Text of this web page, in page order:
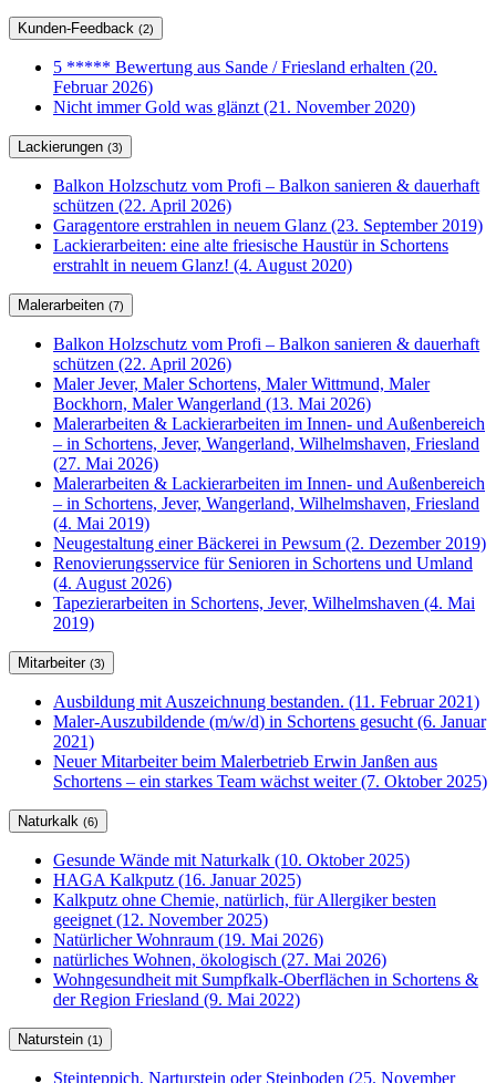
Kunden-Feedback (2)
5 ***** Bewertung aus Sande / Friesland erhalten (20.
Februar 2026)
Nicht immer Gold was glänzt (21. November 2020)
Lackierungen (3)
Balkon Holzschutz vom Profi – Balkon sanieren & dauerhaft
schützen (22. April 2026)
Garagentore erstrahlen in neuem Glanz (23. September 2019)
Lackierarbeiten: eine alte friesische Haustür in Schortens
erstrahlt in neuem Glanz! (4. August 2020)
Malerarbeiten (7)
Balkon Holzschutz vom Profi – Balkon sanieren & dauerhaft
schützen (22. April 2026)
Maler Jever, Maler Schortens, Maler Wittmund, Maler
Bockhorn, Maler Wangerland (13. Mai 2026)
Malerarbeiten & Lackierarbeiten im Innen- und Außenbereich
– in Schortens, Jever, Wangerland, Wilhelmshaven, Friesland
(27. Mai 2026)
Malerarbeiten & Lackierarbeiten im Innen- und Außenbereich
– in Schortens, Jever, Wangerland, Wilhelmshaven, Friesland
(4. Mai 2019)
Neugestaltung einer Bäckerei in Pewsum (2. Dezember 2019)
Renovierungsservice für Senioren in Schortens und Umland
(4. August 2026)
Tapezierarbeiten in Schortens, Jever, Wilhelmshaven (4. Mai
2019)
Mitarbeiter (3)
Ausbildung mit Auszeichnung bestanden. (11. Februar 2021)
Maler-Auszubildende (m/w/d) in Schortens gesucht (6. Januar
2021)
Neuer Mitarbeiter beim Malerbetrieb Erwin Janßen aus
Schortens – ein starkes Team wächst weiter (7. Oktober 2025)
Naturkalk (6)
Gesunde Wände mit Naturkalk (10. Oktober 2025)
HAGA Kalkputz (16. Januar 2025)
Kalkputz ohne Chemie, natürlich, für Allergiker besten
geeignet (12. November 2025)
Natürlicher Wohnraum (19. Mai 2026)
natürliches Wohnen, ökologisch (27. Mai 2026)
Wohngesundheit mit Sumpfkalk-Oberflächen in Schortens &
der Region Friesland (9. Mai 2022)
Naturstein (1)
Steinteppich, Narturstein oder Steinboden (25. November